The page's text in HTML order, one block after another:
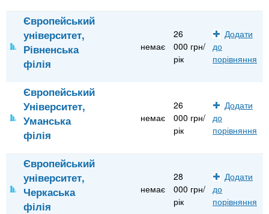
Європейський
університет,
Рівненська
філія
немає
26
000 грн/
рік
Додати
до
порівняння
Європейський
Університет,
Уманська
філія
немає
26
000 грн/
рік
Додати
до
порівняння
Європейський
університет,
Черкаська
філія
немає
28
000 грн/
рік
Додати
до
порівняння